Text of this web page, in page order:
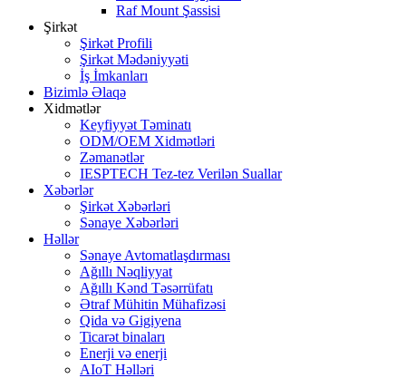
Raf Mount Şassisi
Şirkət
Şirkət Profili
Şirkət Mədəniyyəti
İş İmkanları
Bizimlə Əlaqə
Xidmətlər
Keyfiyyət Təminatı
ODM/OEM Xidmətləri
Zəmanətlər
IESPTECH Tez-tez Verilən Suallar
Xəbərlər
Şirkət Xəbərləri
Sənaye Xəbərləri
Həllər
Sənaye Avtomatlaşdırması
Ağıllı Nəqliyyat
Ağıllı Kənd Təsərrüfatı
Ətraf Mühitin Mühafizəsi
Qida və Gigiyena
Ticarət binaları
Enerji və enerji
AIoT Həlləri